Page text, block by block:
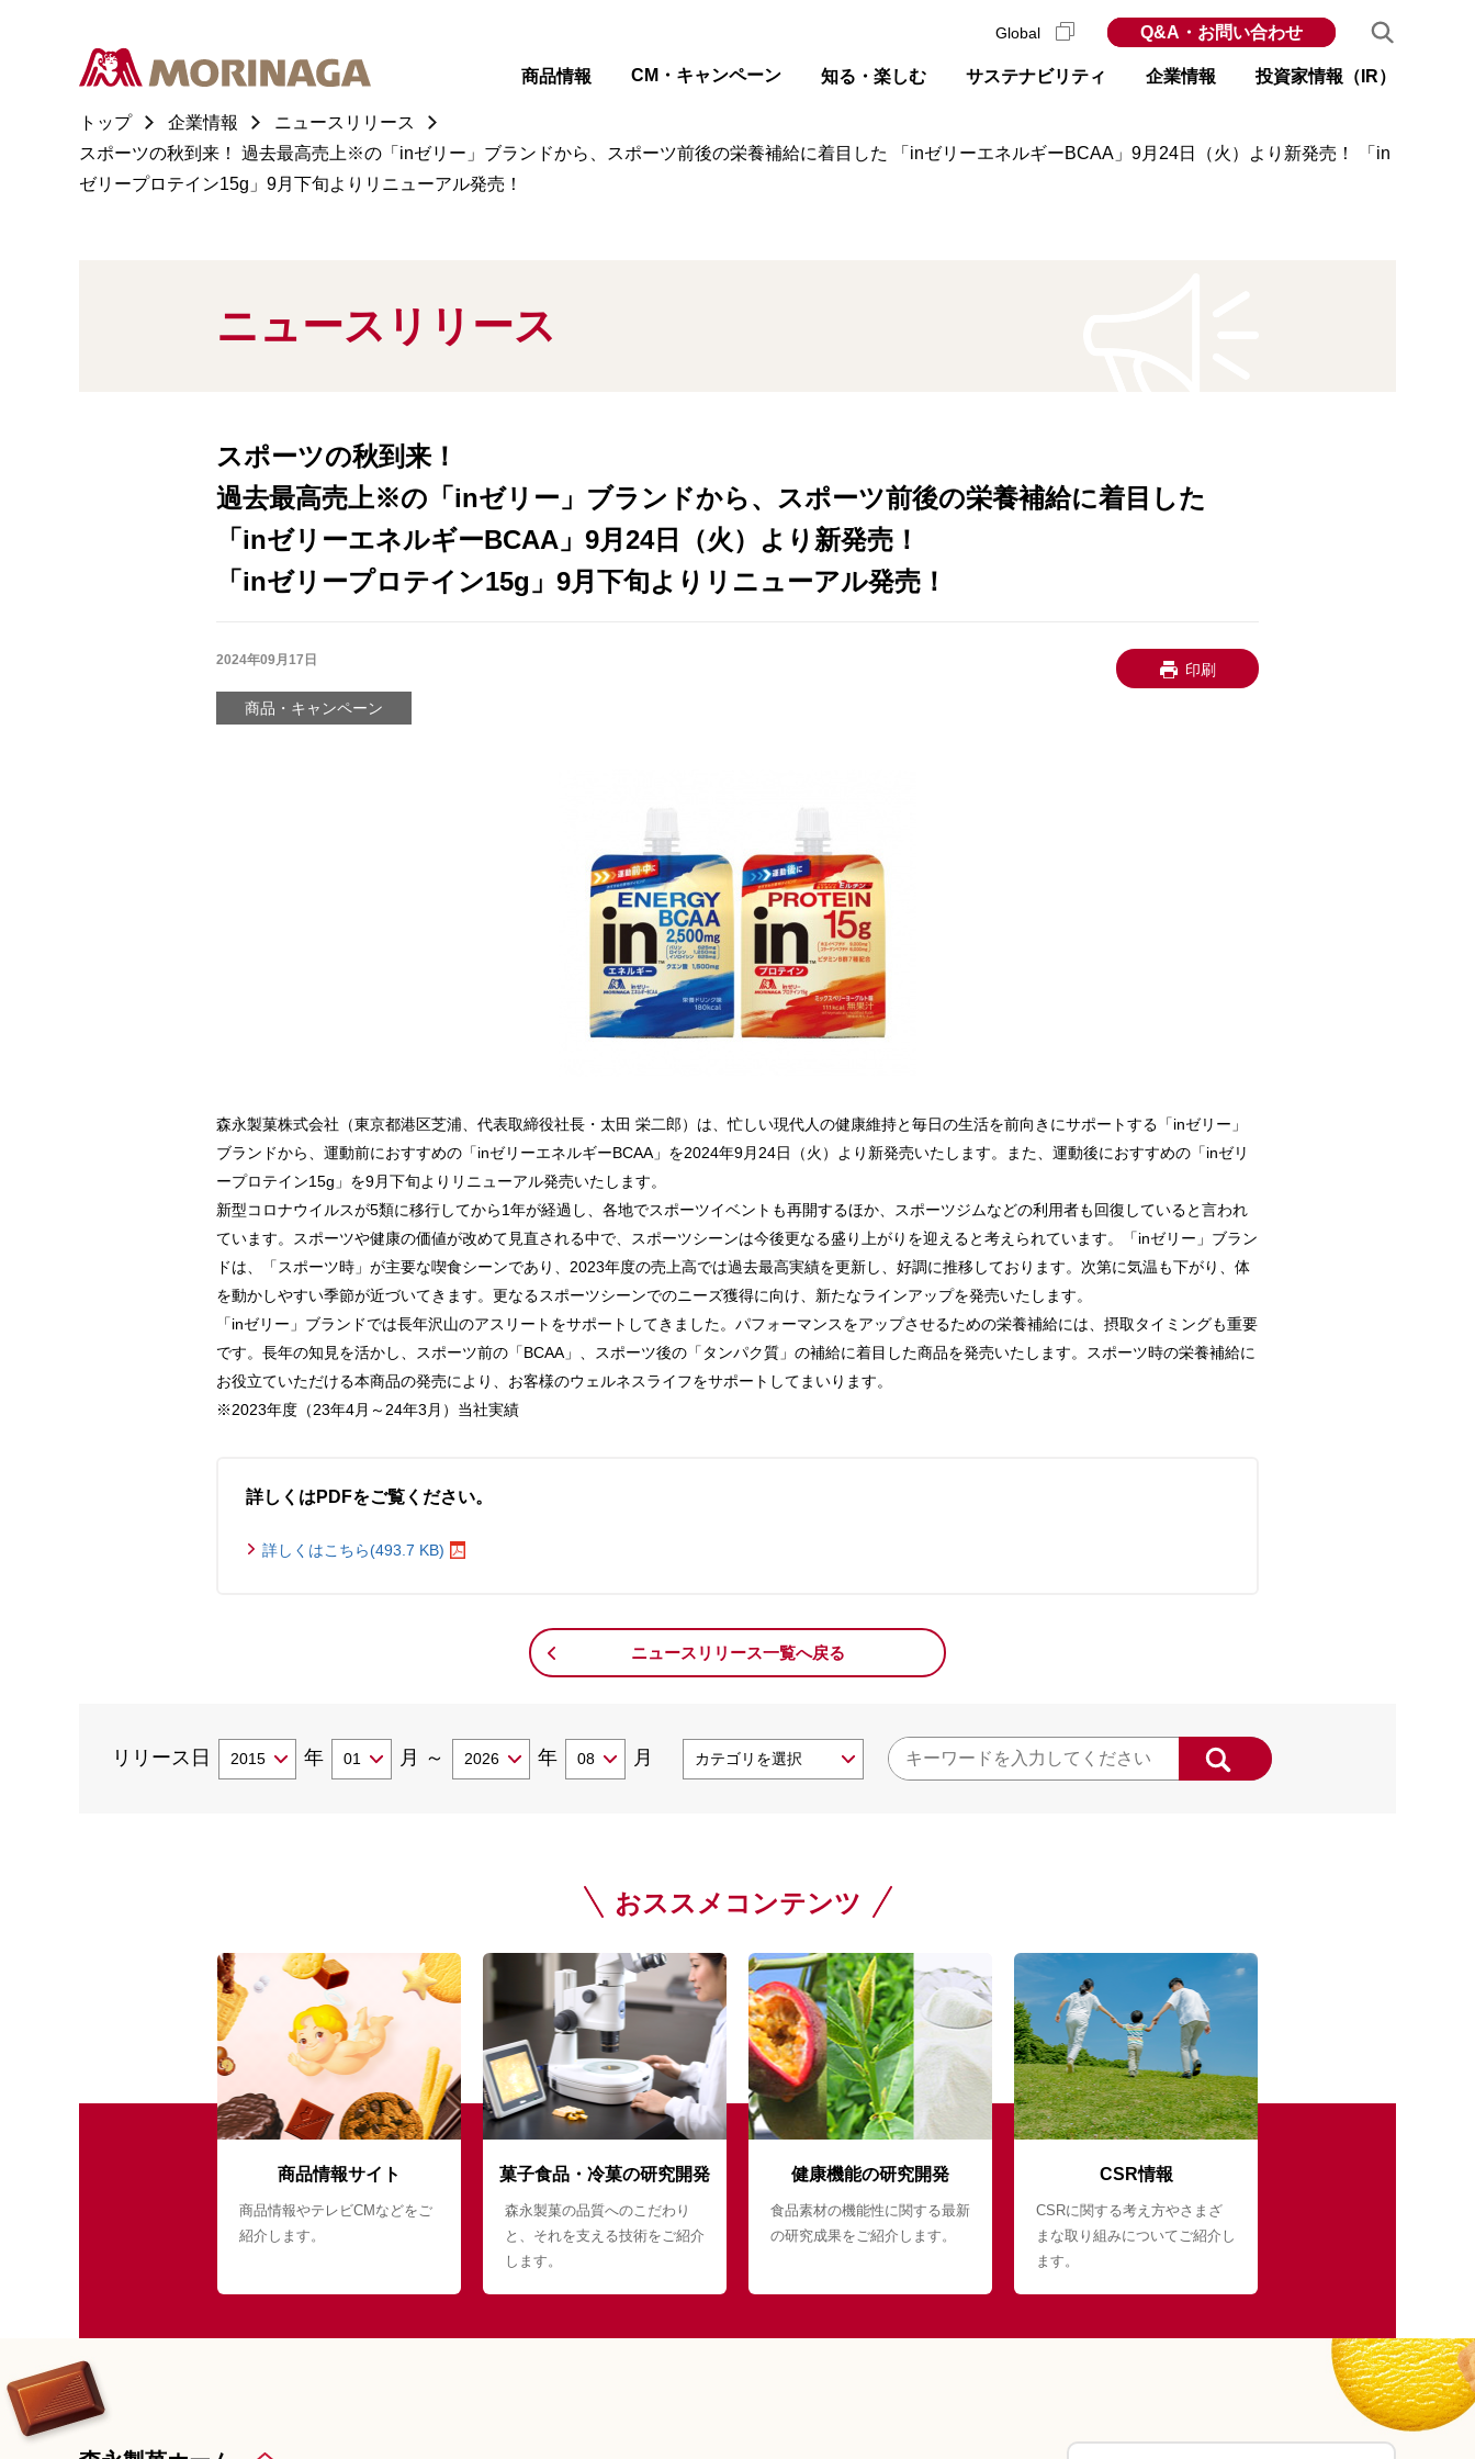
商品情報 CM・キャンペーン 知る・楽しむ サステナビリティ 企業情報 投資家情報（IR）
Global Q&A・お問い合わせ
トップ 企業情報
ニュースリリース
スポーツの秋到来！ 過去最高売上※の「inゼリー」ブランドから、スポーツ前後の栄養補給に着目した 「inゼリーエネルギーBCAA」9月24日（火）より新発売！ 「in
ゼリープロテイン15g」9月下旬よりリニューアル発売！
ニュースリリース
スポーツの秋到来！
過去最高売上※の「inゼリー」ブランドから、スポーツ前後の栄養補給に着目した
「inゼリーエネルギーBCAA」9月24日（火）より新発売！
「inゼリープロテイン15g」9月下旬よりリニューアル発売！
印刷
2024年09月17日
商品・キャンペーン
森永製菓株式会社（東京都港区芝浦、代表取締役社長・太田 栄二郎）は、忙しい現代人の健康維持と毎日の生活を前向きにサポートする「inゼリー」
ブランドから、運動前におすすめの「inゼリーエネルギーBCAA」を2024年9月24日（火）より新発売いたします。また、運動後におすすめの「inゼリ
ープロテイン15g」を9月下旬よりリニューアル発売いたします。
新型コロナウイルスが5類に移行してから1年が経過し、各地でスポーツイベントも再開するほか、スポーツジムなどの利用者も回復していると言われ
ています。スポーツや健康の価値が改めて見直される中で、スポーツシーンは今後更なる盛り上がりを迎えると考えられています。「inゼリー」ブラン
ドは、「スポーツ時」が主要な喫食シーンであり、2023年度の売上高では過去最高実績を更新し、好調に推移しております。次第に気温も下がり、体
を動かしやすい季節が近づいてきます。更なるスポーツシーンでのニーズ獲得に向け、新たなラインアップを発売いたします。
「inゼリー」ブランドでは長年沢山のアスリートをサポートしてきました。パフォーマンスをアップさせるための栄養補給には、摂取タイミングも重要
です。長年の知見を活かし、スポーツ前の「BCAA」、スポーツ後の「タンパク質」の補給に着目した商品を発売いたします。スポーツ時の栄養補給に
お役立ていただける本商品の発売により、お客様のウェルネスライフをサポートしてまいります。
※2023年度（23年4月～24年3月）当社実績
詳しくはPDFをご覧ください。
詳しくはこちら(493.7 KB)
ニュースリリース一覧へ戻る
リリース日 年 月 ～ 年 月
おススメコンテンツ
商品情報サイト
商品情報やテレビCMなどをご
紹介します。
菓子食品・冷菓の研究開発
森永製菓の品質へのこだわり
と、それを支える技術をご紹介
します。
健康機能の研究開発
食品素材の機能性に関する最新
の研究成果をご紹介します。
CSR情報
CSRに関する考え方やさまざ
まな取り組みについてご紹介し
ます。